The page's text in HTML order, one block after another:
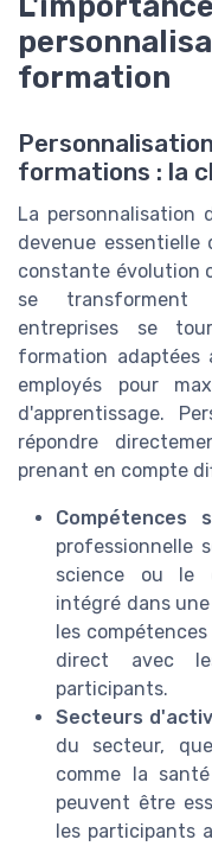
formation
formations : la
La personnalisation
devenue essentielle
constante évolution
se transforment
entreprises se
formation adaptées
employés pour
d'apprentissage.
répondre
prenant en compte
Compétences
professionnelle
science ou le
intégré dans
les
direct avec
participants.
Secteurs
du secteur,
comme la
peuvent être
les participants